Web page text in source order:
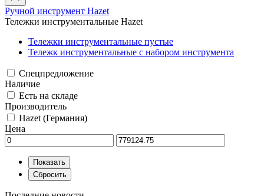
Ручной инструмент Hazet
Тележки инструментальные Hazet
Тележки инструментальные пустые
Тележк инструментальные с набором инструмента
Спецпредложение
Наличие
Есть на складе
Производитель
Hazet (Германия)
Цена